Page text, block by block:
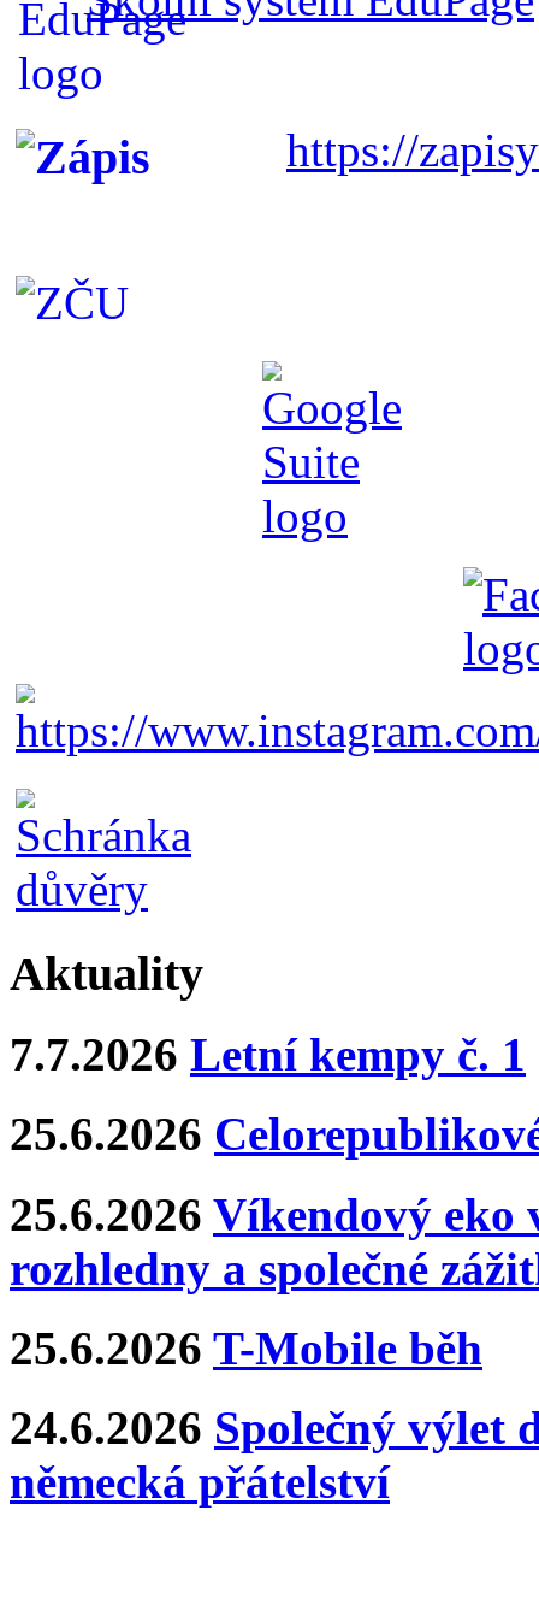
https://
Aktuality
7.7.2026 Letní kempy č. 1
25.6.2026
25.6.2026 Víkendový eko
rozhledny a společné
25.6.2026 T-Mobile běh
24.6.2026 Společný výlet
německá přátelství